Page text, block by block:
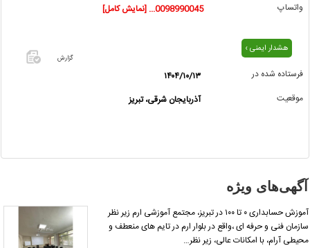
واتساپ
0098990045... [نمایش کامل]
هشدار ایمنی ›
گزارش
گزارش
دهید.
فرستاده شده در
۱۴۰۴/۱۰/۱۳
موقعیت
آذربایجان شرقی، تبریز
ویژه
آموزش حسابداری ۰ تا ۱۰۰ در تبریز، مجتمع آموزشی ارم زیر نظر
فنی و حرفه ای ،واقع در بلوار ارم در تایم های منعطف و
آرام، با امکانات عالی، زیر نظر…